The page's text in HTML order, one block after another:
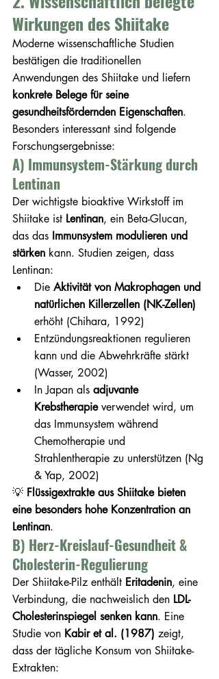
Wirkungen des Shiitake
Moderne wissenschaftliche Studien
bestätigen die traditionellen
Anwendungen des Shiitake und liefern
konkrete Belege für seine
gesundheitsfördernden Eigenschaften.
Besonders interessant sind folgende
Forschungsergebnisse:
A) Immunsystem-Stärkung durch
Lentinan
Der wichtigste bioaktive Wirkstoff im
Shiitake ist Lentinan, ein Beta-Glucan,
das das Immunsystem modulieren und
stärken kann. Studien zeigen, dass
Lentinan:
Die Aktivität von Makrophagen und
natürlichen Killerzellen (NK-Zellen)
erhöht (Chihara, 1992)
Entzündungsreaktionen regulieren
kann und die Abwehrkräfte stärkt
(Wasser, 2002)
In Japan als adjuvante
Krebstherapie verwendet wird, um
das Immunsystem während
Chemotherapie und
Strahlentherapie zu unterstützen (Ng
& Yap, 2002)
💡 Flüssigextrakte aus Shiitake bieten
eine besonders hohe Konzentration an
Lentinan.
B) Herz-Kreislauf-Gesundheit &
Cholesterin-Regulierung
Der Shiitake-Pilz enthält Eritadenin, eine
Verbindung, die nachweislich den LDL-
Cholesterinspiegel senken kann. Eine
Studie von Kabir et al. (1987) zeigt,
dass der tägliche Konsum von Shiitake-
Extrakten: